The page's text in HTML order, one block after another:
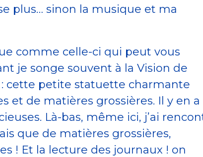
plus… sinon la musique et ma
comme celle-ci qui peut vous
je songe souvent à la Vision de
: cette petite statuette charmante
et de matières grossières. Il y en a
Là-bas, même ici, j’ai
que de matières grossières,
! Et la lecture des journaux ! on